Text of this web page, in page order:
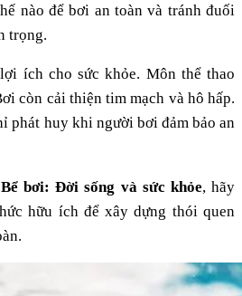
nào để bơi an toàn và tránh đuối
trọng.
ích cho sức khỏe. Môn thể thao
còn cải thiện tim mạch và hô hấp.
phát huy khi người bơi đảm bảo an
Bể bơi: Đời sống và sức khỏe, hãy
hữu ích để xây dựng thói quen